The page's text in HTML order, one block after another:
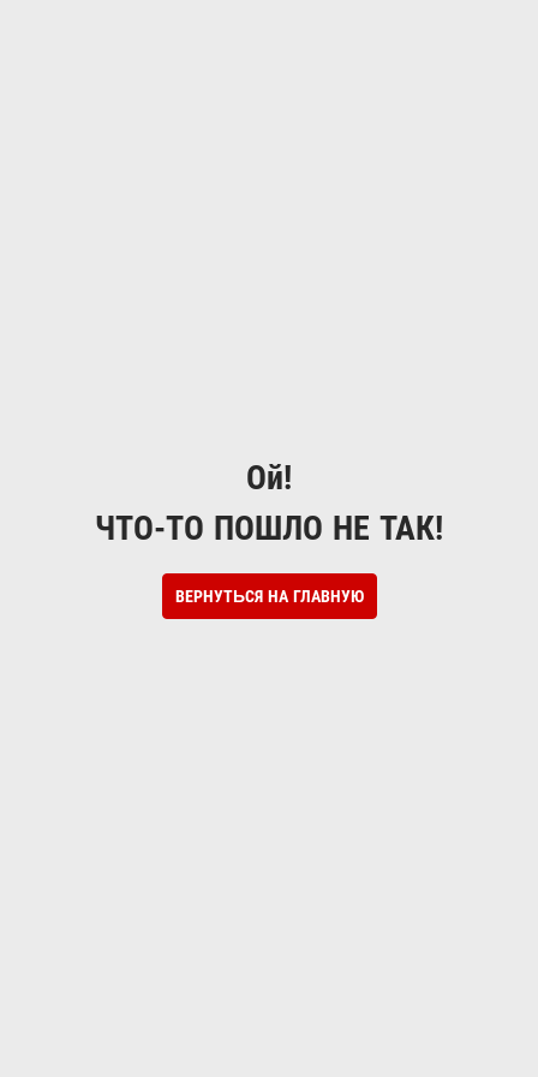
Ой!
ЧТО-ТО ПОШЛО НЕ ТАК!
ВЕРНУТЬСЯ НА ГЛАВНУЮ